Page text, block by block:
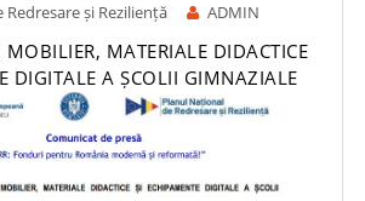
și Reziliență
ADMIN
MOBILIER, MATERIALE DIDACTICE
DIGITALE A ȘCOLII GIMNAZIALE